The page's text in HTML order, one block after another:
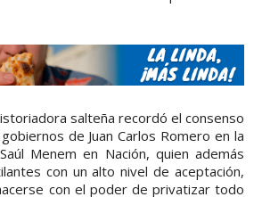
salteña recordó el consenso
de Juan Carlos Romero en la
Menem en Nación, quien además
con un alto nivel de aceptación,
con el poder de privatizar todo